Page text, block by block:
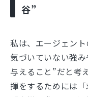
谷”
私は、エージェン
気づいていない強
与えること”だと考
揮をするためには